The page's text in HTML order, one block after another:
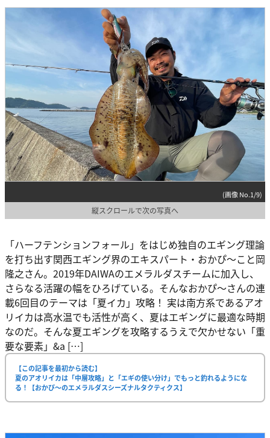
(画像 No.1/9)
縦スクロールで次の写真へ
「ハーフテンションフォール」をはじめ独自のエギング理論
を打ち出す関西エギング界のエキスパート・おかぴ～こと岡
隆之さん。2019年DAIWAのエメラルダスチームに加入し、
さらなる活躍の幅をひろげている。そんなおかぴ～さんの連
載6回目のテーマは「夏イカ」攻略！ 実は南方系であるアオ
リイカは高水温でも活性が高く、夏はエギングに最適な時期
なのだ。そんな夏エギングを攻略するうえで欠かせない「重
要な要素」&a […]
【この記事を最初から読む】
夏のアオリイカは「中層攻略」と「エギの使い分け」でもっと釣れるようにな
る！【おかぴ〜のエメラルダスシーズナルタクティクス】